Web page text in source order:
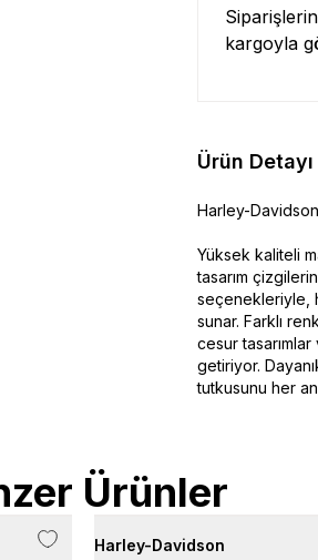
kargoyla
Ürün Detayı
Harley-
Yüksek kaliteli
tasarım
seçenekleriyle,
sunar. Farklı
cesur
getiriyor.
tutkusunu her
Ürünler
Harley-Davidson